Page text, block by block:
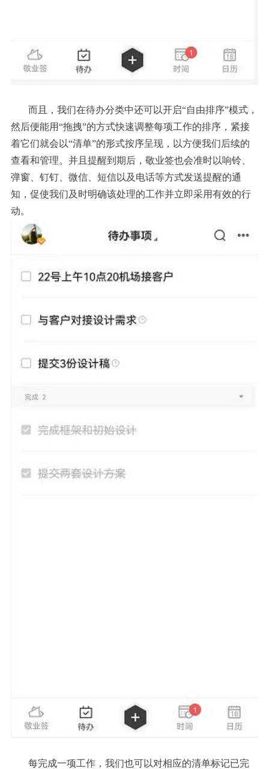
而且，我们在待办分类中还可以开启“自由排序”模式，
然后便能用“拖拽”的方式快速调整每项工作的排序，紧接
着它们就会以“清单”的形式按序呈现，以方便我们后续的
查看和管理。并且提醒到期后，敬业签也会准时以响铃、
弹窗、钉钉、微信、短信以及电话等方式发送提醒的通
知，促使我们及时明确该处理的工作并立即采用有效的行
动。
每完成一项工作，我们也可以对相应的清单标记已完